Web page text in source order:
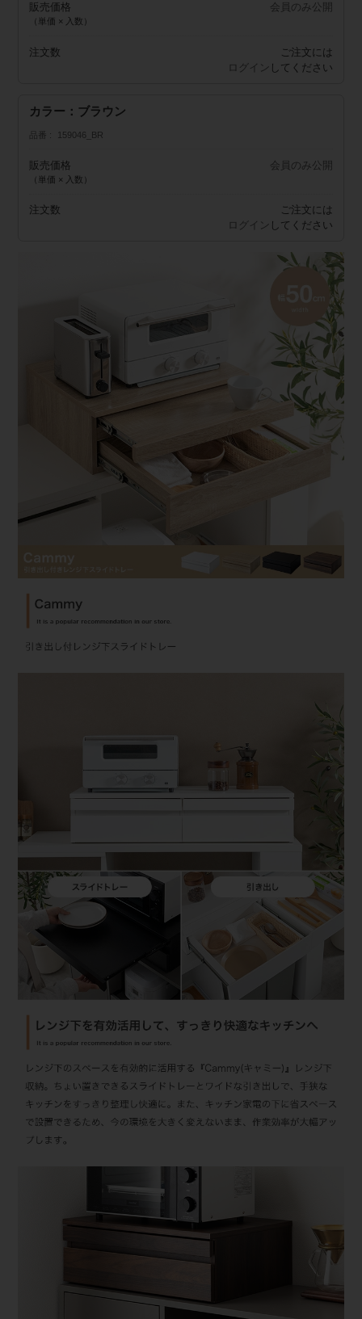
販売価格
（単価 × 入数）
会員のみ公開
注文数
ご注文には
ログイン してください
カラー：ブラウン
品番 159046_BR
販売価格
（単価 × 入数）
会員のみ公開
注文数
ご注文には
ログイン してください